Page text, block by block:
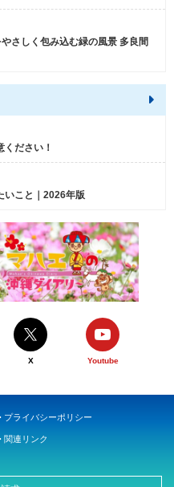
さしく包み込む緑の風景 多良間
ださい！
いこと｜2026年版
X Youtube
プライバシーポリシー
関連リンク